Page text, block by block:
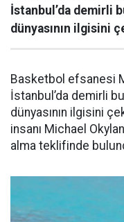
İstanbul’da demirli
dünyasının ilgisini
Basketbol efsanesi
İstanbul’da demirli
dünyasının ilgisini
insanı Michael
alma teklifinde